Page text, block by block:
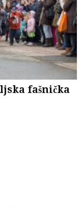
fašnička